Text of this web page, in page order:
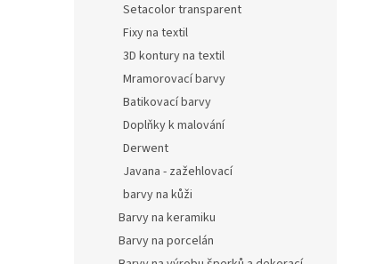
Setacolor transparent
Fixy na textil
3D kontury na textil
Mramorovací barvy
Batikovací barvy
Doplňky k malování
Derwent
Javana - zažehlovací
barvy na kůži
Barvy na keramiku
Barvy na porcelán